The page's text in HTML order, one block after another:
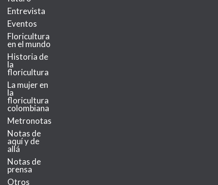
Entrevista
Eventos
Floricultura
en el mundo
Historia de
la
floricultura
La mujer en
la
floricultura
colombiana
Metronotas
Notas de
aquí y de
allá
Notas de
prensa
Otros